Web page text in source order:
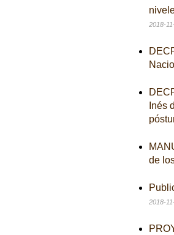
2018-
Inés
de
2018-